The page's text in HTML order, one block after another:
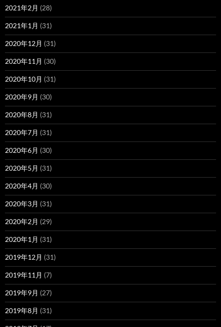
2021年2月 (28)
2021年1月 (31)
2020年12月 (31)
2020年11月 (30)
2020年10月 (31)
2020年9月 (30)
2020年8月 (31)
2020年7月 (31)
2020年6月 (30)
2020年5月 (31)
2020年4月 (30)
2020年3月 (31)
2020年2月 (29)
2020年1月 (31)
2019年12月 (31)
2019年11月 (7)
2019年9月 (27)
2019年8月 (31)